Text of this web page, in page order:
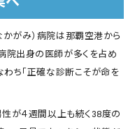
がみ）病院は那覇空港から
院出身の医師が多くを占め
わち「正確な診断こそが命を
が４週間以上も続く38度の